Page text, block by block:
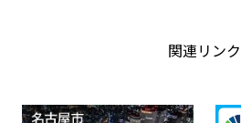
関連リンク